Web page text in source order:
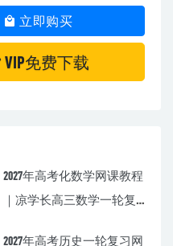
立即购买
VIP免费下载
2027年高考化数学网课教程
｜凉学长高三数学一轮复
2027年高考历史一轮复习网